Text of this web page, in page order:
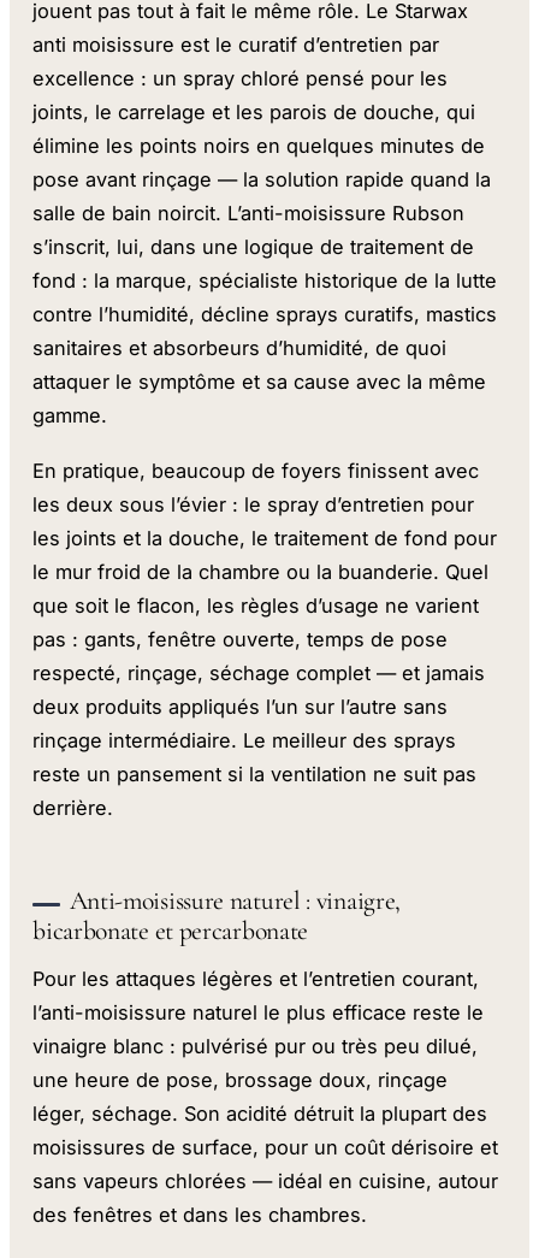
jouent pas tout à fait le même rôle. Le Starwax
anti moisissure est le curatif d’entretien par
excellence : un spray chloré pensé pour les
joints, le carrelage et les parois de douche, qui
élimine les points noirs en quelques minutes de
pose avant rinçage — la solution rapide quand la
salle de bain noircit. L’anti-moisissure Rubson
s’inscrit, lui, dans une logique de traitement de
fond : la marque, spécialiste historique de la lutte
contre l’humidité, décline sprays curatifs, mastics
sanitaires et absorbeurs d’humidité, de quoi
attaquer le symptôme et sa cause avec la même
gamme.
En pratique, beaucoup de foyers finissent avec
les deux sous l’évier : le spray d’entretien pour
les joints et la douche, le traitement de fond pour
le mur froid de la chambre ou la buanderie. Quel
que soit le flacon, les règles d’usage ne varient
pas : gants, fenêtre ouverte, temps de pose
respecté, rinçage, séchage complet — et jamais
deux produits appliqués l’un sur l’autre sans
rinçage intermédiaire. Le meilleur des sprays
reste un pansement si la ventilation ne suit pas
derrière.
Anti-moisissure naturel : vinaigre,
bicarbonate et percarbonate
Pour les attaques légères et l’entretien courant,
l’anti-moisissure naturel le plus efficace reste le
vinaigre blanc : pulvérisé pur ou très peu dilué,
une heure de pose, brossage doux, rinçage
léger, séchage. Son acidité détruit la plupart des
moisissures de surface, pour un coût dérisoire et
sans vapeurs chlorées — idéal en cuisine, autour
des fenêtres et dans les chambres.